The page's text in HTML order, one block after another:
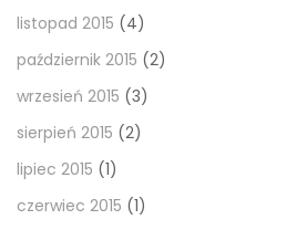
listopad 2015 (4)
październik 2015 (2)
wrzesień 2015 (3)
sierpień 2015 (2)
lipiec 2015 (1)
czerwiec 2015 (1)